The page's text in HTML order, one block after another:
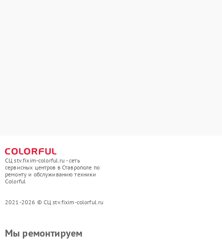
СЦ stv.fixim-colorful.ru - сеть
сервисных центров в Ставрополе по
ремонту и обслуживанию техники
Colorful
2021-2026 © СЦ stv.fixim-colorful.ru
Мы ремонтируем